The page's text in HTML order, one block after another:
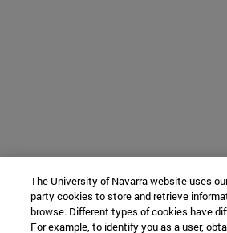
The University of Navarra website uses
party cookies to store and retrieve
browse. Different types of cookies have
For example, to identify you as a user,